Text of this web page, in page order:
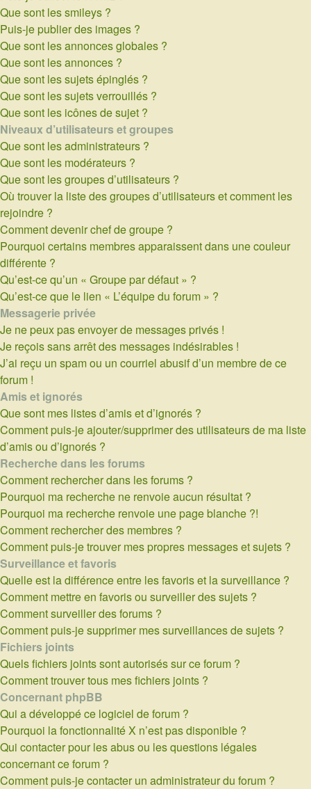
Que sont les smileys ?
Puis-je publier des images ?
Que sont les annonces globales ?
Que sont les annonces ?
Que sont les sujets épinglés ?
Que sont les sujets verrouillés ?
Que sont les icônes de sujet ?
Niveaux d’utilisateurs et groupes
Que sont les administrateurs ?
Que sont les modérateurs ?
Que sont les groupes d’utilisateurs ?
Où trouver la liste des groupes d’utilisateurs et comment les
rejoindre ?
Comment devenir chef de groupe ?
Pourquoi certains membres apparaissent dans une couleur
différente ?
Qu’est-ce qu’un « Groupe par défaut » ?
Qu’est-ce que le lien « L’équipe du forum » ?
Messagerie privée
Je ne peux pas envoyer de messages privés !
Je reçois sans arrêt des messages indésirables !
J’ai reçu un spam ou un courriel abusif d’un membre de ce
forum !
Amis et ignorés
Que sont mes listes d’amis et d’ignorés ?
Comment puis-je ajouter/supprimer des utilisateurs de ma liste
d’amis ou d’ignorés ?
Recherche dans les forums
Comment rechercher dans les forums ?
Pourquoi ma recherche ne renvoie aucun résultat ?
Pourquoi ma recherche renvoie une page blanche ?!
Comment rechercher des membres ?
Comment puis-je trouver mes propres messages et sujets ?
Surveillance et favoris
Quelle est la différence entre les favoris et la surveillance ?
Comment mettre en favoris ou surveiller des sujets ?
Comment surveiller des forums ?
Comment puis-je supprimer mes surveillances de sujets ?
Fichiers joints
Quels fichiers joints sont autorisés sur ce forum ?
Comment trouver tous mes fichiers joints ?
Concernant phpBB
Qui a développé ce logiciel de forum ?
Pourquoi la fonctionnalité X n’est pas disponible ?
Qui contacter pour les abus ou les questions légales
concernant ce forum ?
Comment puis-je contacter un administrateur du forum ?